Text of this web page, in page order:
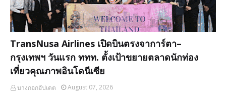
TransNusa Airlines เปิดบินตรงจาการ์ตา–
กรุงเทพฯ วันแรก ททท. ตั้งเป้าขยายตลาดนักท่อง
เที่ยวคุณภาพอินโดนีเซีย
บางกอกอัปเดต
August 07, 2026